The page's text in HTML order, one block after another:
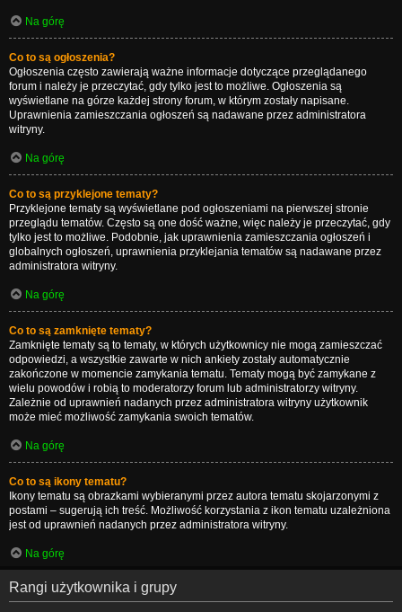
Na górę
Co to są ogłoszenia?
Ogłoszenia często zawierają ważne informacje dotyczące przeglądanego
forum i należy je przeczytać, gdy tylko jest to możliwe. Ogłoszenia są
wyświetlane na górze każdej strony forum, w którym zostały napisane.
Uprawnienia zamieszczania ogłoszeń są nadawane przez administratora
witryny.
Na górę
Co to są przyklejone tematy?
Przyklejone tematy są wyświetlane pod ogłoszeniami na pierwszej stronie
przeglądu tematów. Często są one dość ważne, więc należy je przeczytać, gdy
tylko jest to możliwe. Podobnie, jak uprawnienia zamieszczania ogłoszeń i
globalnych ogłoszeń, uprawnienia przyklejania tematów są nadawane przez
administratora witryny.
Na górę
Co to są zamknięte tematy?
Zamknięte tematy są to tematy, w których użytkownicy nie mogą zamieszczać
odpowiedzi, a wszystkie zawarte w nich ankiety zostały automatycznie
zakończone w momencie zamykania tematu. Tematy mogą być zamykane z
wielu powodów i robią to moderatorzy forum lub administratorzy witryny.
Zależnie od uprawnień nadanych przez administratora witryny użytkownik
może mieć możliwość zamykania swoich tematów.
Na górę
Co to są ikony tematu?
Ikony tematu są obrazkami wybieranymi przez autora tematu skojarzonymi z
postami – sugerują ich treść. Możliwość korzystania z ikon tematu uzależniona
jest od uprawnień nadanych przez administratora witryny.
Na górę
Rangi użytkownika i grupy